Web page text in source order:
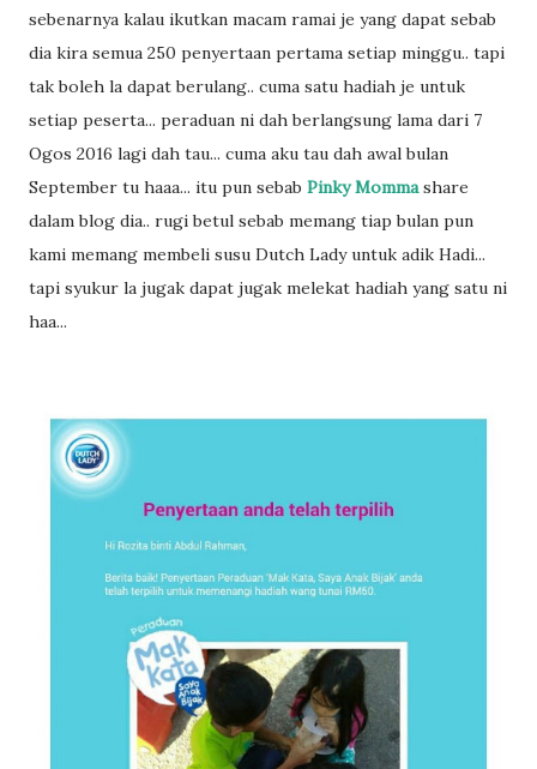
sebenarnya kalau ikutkan macam ramai je yang dapat sebab
dia kira semua 250 penyertaan pertama setiap minggu.. tapi
tak boleh la dapat berulang.. cuma satu hadiah je untuk
setiap peserta... peraduan ni dah berlangsung lama dari 7
Ogos 2016 lagi dah tau... cuma aku tau dah awal bulan
September tu haaa... itu pun sebab Pinky Mommashare
dalam blog dia.. rugi betul sebab memang tiap bulan pun
kami memang membeli susu Dutch Lady untuk adik Hadi...
tapi syukur la jugak dapat jugak melekat hadiah yang satu ni
haa...